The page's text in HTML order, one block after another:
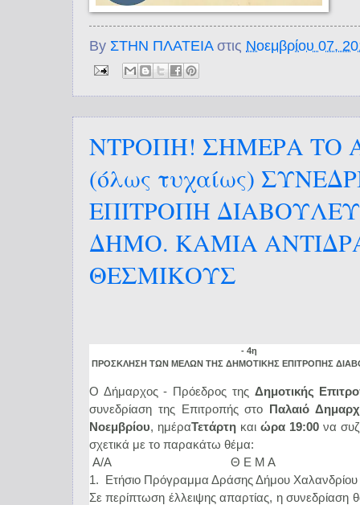
By ΣΤΗΝ ΠΛΑΤΕΙΑ στις Νοεμβρίου 07,
ΝΤΡΟΠΗ! ΣΗΜΕΡΑ ΤΟ
(όλως τυχαίως)
ΕΠΙΤΡΟΠΗ
ΔΗΜΟ. ΚΑΜΙΑ
ΘΕΣΜΙΚΟΥΣ
- 4η
ΠΡΟΣΚΛΗΣΗ ΤΩΝ ΜΕΛΩΝ ΤΗΣ ΔΗΜΟΤΙΚΗΣ ΕΠΙΤΡΟΠΗΣ
Ο Δήμαρχος - Πρόεδρος της Δημοτικής
συνεδρίαση της Επιτροπής στο Παλαιό
Νοεμβρίου, ημέραΤετάρτη και ώρα 19:00 να
σχετικά με το παρακάτω θέμα:
Α/Α Θ Ε Μ Α
1. Ετήσιο Πρόγραμμα Δράσης Δήμου
Σε περίπτωση έλλειψης απαρτίας, η συνεδρίαση